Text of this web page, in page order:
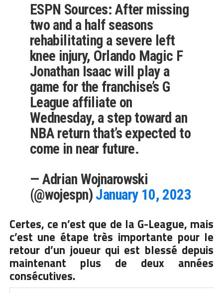
ESPN Sources: After missing
two and a half seasons
rehabilitating a severe left
knee injury, Orlando Magic F
Jonathan Isaac will play a
game for the franchise’s G
League affiliate on
Wednesday, a step toward an
NBA return that’s expected to
come in near future.
— Adrian Wojnarowski
(@wojespn) January 10, 2023
Certes, ce n’est que de la G-League, mais
c’est une étape très importante pour le
retour d’un joueur qui est blessé depuis
maintenant plus de deux années
consécutives.